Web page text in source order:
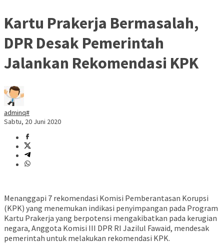
Kartu Prakerja Bermasalah,
DPR Desak Pemerintah
Jalankan Rekomendasi KPK
adminq#
Sabtu, 20 Juni 2020
Menanggapi 7 rekomendasi Komisi Pemberantasan Korupsi
(KPK) yang menemukan indikasi penyimpangan pada Program
Kartu Prakerja yang berpotensi mengakibatkan pada kerugian
negara, Anggota Komisi III DPR RI Jazilul Fawaid, mendesak
pemerintah untuk melakukan rekomendasi KPK.